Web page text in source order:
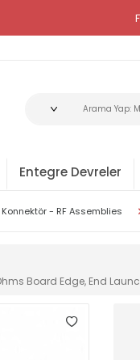
Entegre Devreler
- RF Assemblies
Board Edge, End